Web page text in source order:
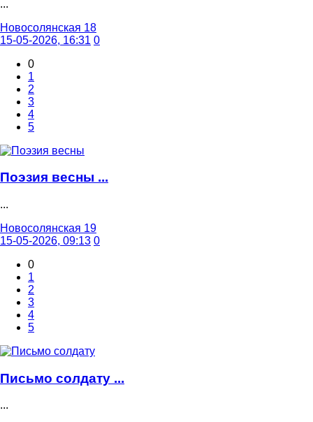
...
Новосолянская 18
15-05-2026, 16:31 0
0
1
2
3
4
5
Поэзия весны ...
...
Новосолянская 19
15-05-2026, 09:13 0
0
1
2
3
4
5
Письмо солдату ...
...